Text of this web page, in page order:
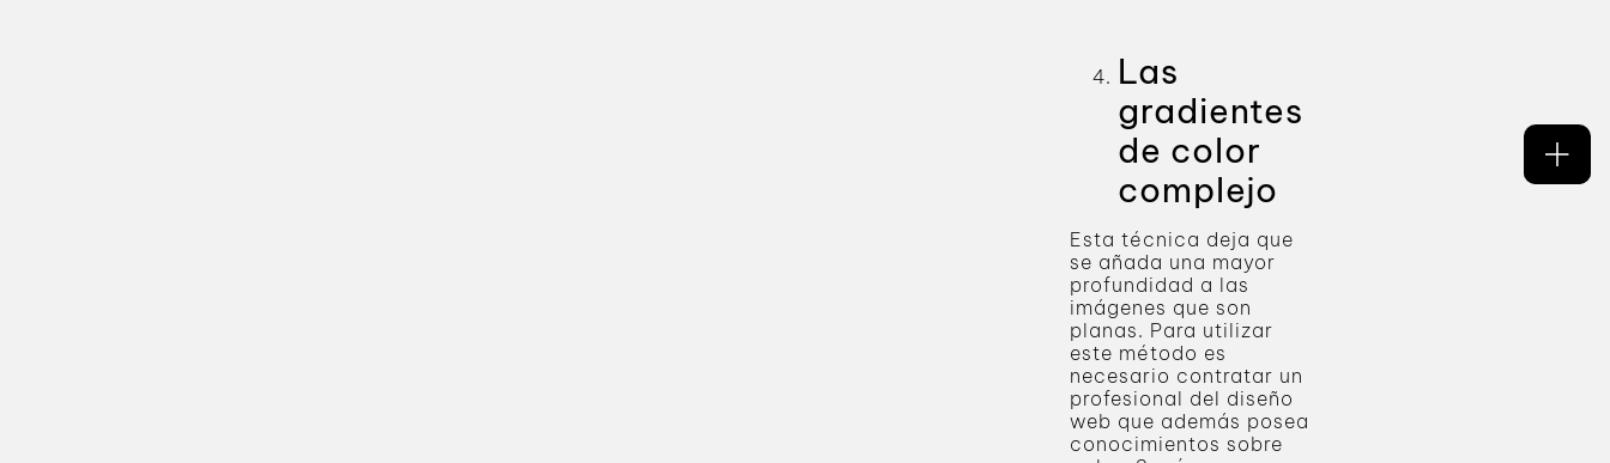
Las
gradientes
de color
complejo
Esta técnica deja que
se añada una mayor
profundidad a las
imágenes que son
planas. Para utilizar
este método es
necesario contratar un
profesional del diseño
web que además posea
conocimientos sobre